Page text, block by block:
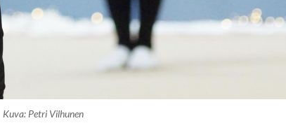
Kuva: Petri Vilhunen